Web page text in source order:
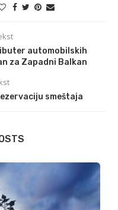
automobilskih
za Zapadni Balkan
smeštaja